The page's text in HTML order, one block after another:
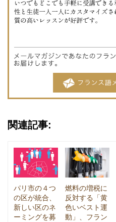
関連記事:
パリ市の４つ
の区が統合、
新しい区のネ
ーミングを募
燃料の増税に
反対する「黄
色いベスト運
動」、フラン